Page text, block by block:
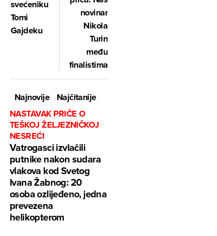
svećeniku
Tomi
Gajdeku
novinar
Nikola
Turin
među
finalistima
Najnovije
Najčitanije
NASTAVAK PRIČE O
TEŠKOJ ŽELJEZNIČKOJ
NESREĆI
Vatrogasci izvlačili
putnike nakon sudara
vlakova kod Svetog
Ivana Žabnog: 20
osoba ozlijeđeno, jedna
prevezena
helikopterom